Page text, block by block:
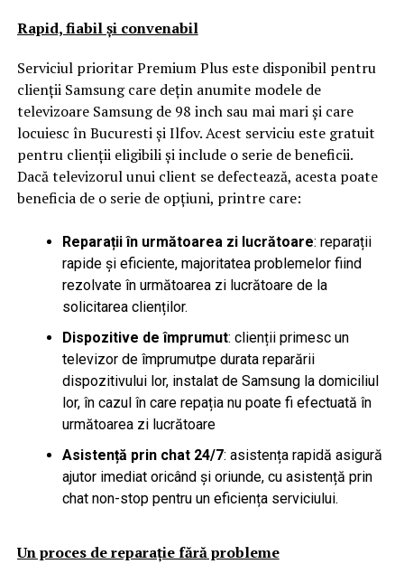
Rapid, fiabil și convenabil
Serviciul prioritar Premium Plus este disponibil pentru
clienții Samsung care dețin anumite modele de
televizoare Samsung de 98 inch sau mai mari și care
locuiesc în Bucuresti și Ilfov. Acest serviciu este gratuit
pentru clienții eligibili și include o serie de beneficii.
Dacă televizorul unui client se defectează, acesta poate
beneficia de o serie de opțiuni, printre care:
Reparații în următoarea zi lucrătoare: reparații
rapide și eficiente, majoritatea problemelor fiind
rezolvate în următoarea zi lucrătoare de la
solicitarea clienților.
Dispozitive de împrumut: clienții primesc un
televizor de împrumutpe durata reparării
dispozitivului lor, instalat de Samsung la domiciliul
lor, în cazul în care repația nu poate fi efectuată în
următoarea zi lucrătoare
Asistență prin chat 24/7: asistența rapidă asigură
ajutor imediat oricând și oriunde, cu asistență prin
chat non-stop pentru un eficiența serviciului.
Un proces de reparație fără probleme